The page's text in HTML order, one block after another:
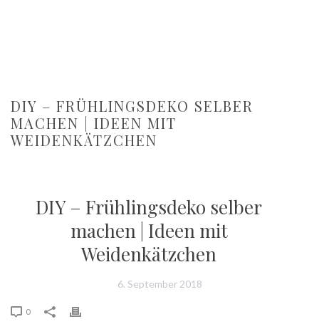
DIY – FRÜHLINGSDEKO SELBER
MACHEN | IDEEN MIT
WEIDENKÄTZCHEN
DIY – Frühlingsdeko selber
machen | Ideen mit
Weidenkätzchen
6. September 2018
0